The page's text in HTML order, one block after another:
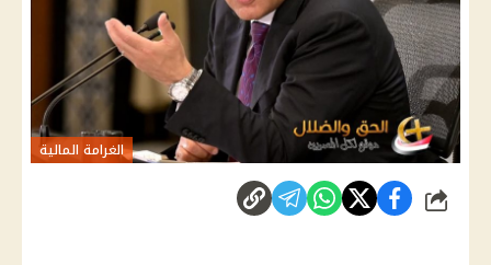
الغرامة المالية
شارك